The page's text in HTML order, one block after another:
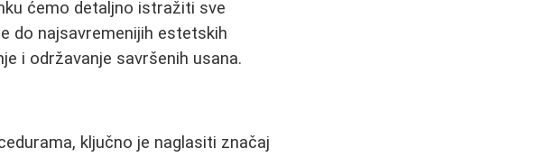
ćemo detaljno istražiti sve
do najsavremenijih estetskih
i održavanje savršenih usana.
ključno je naglasiti značaj